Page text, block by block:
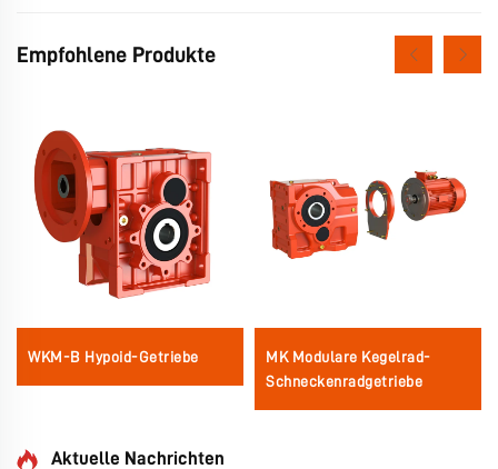
Empfohlene Produkte
WKM-B Hypoid-Getriebe
MK Modulare Kegelrad-
Schneckenradgetriebe
Aktuelle Nachrichten